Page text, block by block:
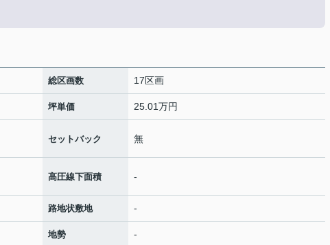
総区画数 17区画
坪単価 25.01万円
セットバック 無
高圧線下面積 -
路地状敷地 -
地勢 -